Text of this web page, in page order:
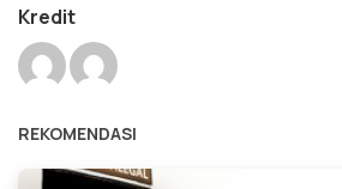
Kredit
REKOMENDASI